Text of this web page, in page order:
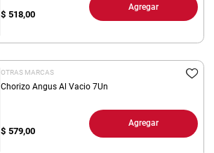
$ 518,00
Agregar
OTRAS MARCAS
Chorizo Angus Al Vacio 7Un
$ 579,00
Agregar